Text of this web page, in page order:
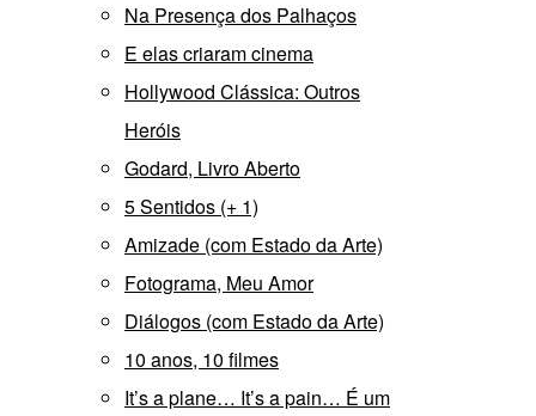
Na Presença dos Palhaços
E elas criaram cinema
Hollywood Clássica: Outros
Heróis
Godard, Livro Aberto
5 Sentidos (+ 1)
Amizade (com Estado da Arte)
Fotograma, Meu Amor
Diálogos (com Estado da Arte)
10 anos, 10 filmes
It’s a plane… It’s a pain… É um